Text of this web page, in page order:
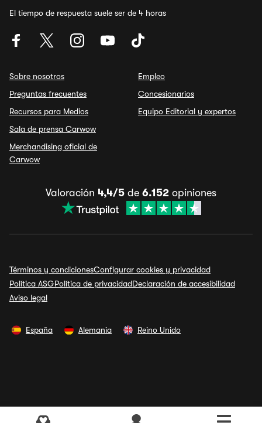
El tiempo de respuesta suele ser de 4 horas
Sobre nosotros
Preguntas frecuentes
Recursos para Medios
Sala de prensa Carwow
Merchandising oficial de
Carwow
Empleo
Concesionarios
Equipo Editorial y expertos
Valoración 4,4/5 de 6.152 opiniones
Términos y condicionesConfigurar cookies y privacidad
Política ASGPolítica de privacidadDeclaración de accesibilidad
Aviso legal
España Alemania Reino Unido